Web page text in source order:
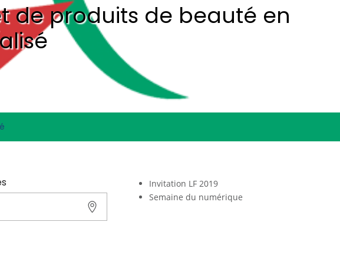
de produits de beauté en
Invitation LF 2019
Semaine du numérique